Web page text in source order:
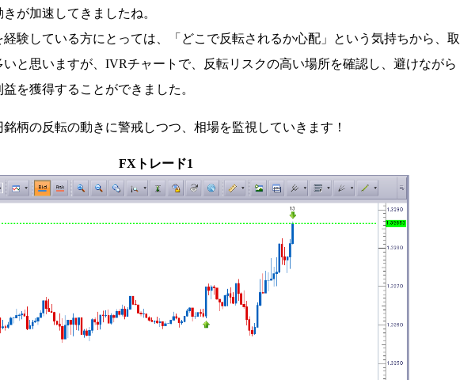
が加速してきましたね。
験している方にとっては、「どこで反転されるか心配」という気持ちから、取
と思いますが、IVRチャートで、反転リスクの高い場所を確認し、避けながら
を獲得することができました。
柄の反転の動きに警戒しつつ、相場を監視していきます！
FXトレード1